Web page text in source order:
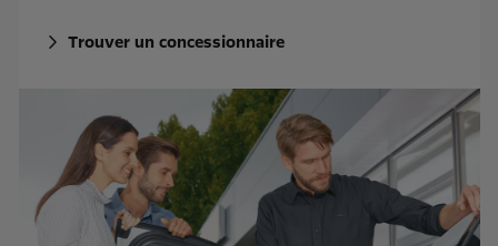
Trouver un concessionnaire